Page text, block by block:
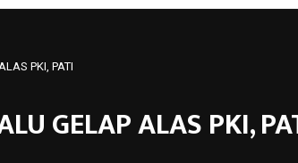
PKI, PATI
GELAP ALAS PKI,